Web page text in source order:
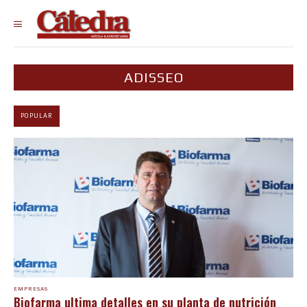
ADISSEO
POPULAR
EMPRESAS
Biofarma ultima detalles en su planta de nutrición